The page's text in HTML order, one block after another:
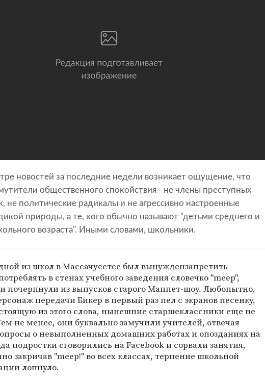
новостей за последние недели возникает ощущение, что
общественного спокойствия - не члены преступных
не политические радикалы и не агрессивно настроенные
природы, а те, кого обычно называют "детьми среднего и
возраста". Иными словами, школьники.
из школ в Массачусетсе был вынуждензапретить
в стенах учебного заведения словечко "meep",
почерпнули из выпусков старого Маппет-шоу. Любопытно,
передачи Бикер в первый раз пел с экранов песенку,
из этого слова, нынешние старшеклассники еще не
не менее, они буквально замучили учителей, отвечая
о невыполненных домашних работах и опозданиях на
подростки сговорились на Facebook и сорвали занятия,
закричав "meep!" во всех классах, терпение школьной
лопнуло.